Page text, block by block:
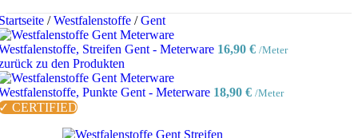
/ Westfalenstoffe / Gent
Streifen Gent - Meterware 16,90 € /Meter
zu den Produkten
Punkte Gent - Meterware 18,90 € /Meter
CERTIFIED